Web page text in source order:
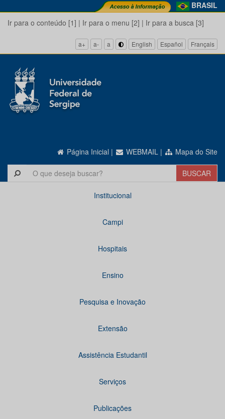
BRASIL
Ir para o conteúdo [1] | Ir para o menu [2] | Ir para a busca [3]
a+ a- a English Español Français
Página Inicial | WEBMAIL | Mapa do Site
Institucional
Campi
Hospitais
Ensino
Pesquisa e Inovação
Extensão
Assistência Estudantil
Serviços
Publicações